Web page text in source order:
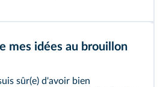
mes idées au brouillon
sûr(e) d'avoir bien